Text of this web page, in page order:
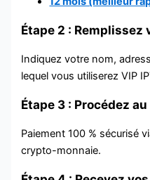
Étape 2 :
Indiquez votre nom,
lequel vous utiliserez VIP
Étape 3 : Procédez
Paiement 100 % sécurisé
crypto-monnaie.